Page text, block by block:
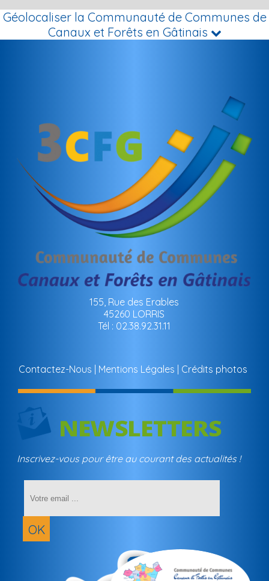
Géolocaliser la Communauté de Communes de
Canaux et Forêts en Gâtinais
155, Rue des Erables
45260 LORRIS
Tél : 02.38.92.31.11
Contactez-Nous Mentions Légales Crédits photos
Inscrivez-vous pour être au courant des actualités !
OK